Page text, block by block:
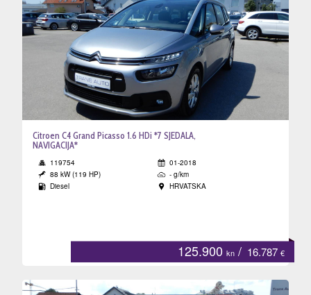
Citroen C4 Grand Picasso 1.6 HDi *7 SJEDALA,
NAVIGACIJA*
119754
01-2018
88 kW (119 HP)
- g/km
Diesel
HRVATSKA
125.900 kn / 16.787 €